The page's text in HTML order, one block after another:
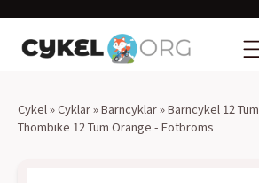
Cykel »Cyklar»Barncyklar»Barncykel 12 Tum
Thombike 12 Tum Orange - Fotbroms